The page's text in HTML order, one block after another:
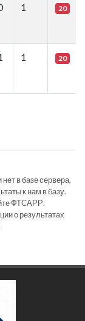
1 20
1 20
в базе сервера,
к нам в базу.
ФТСАРР.
о результатах